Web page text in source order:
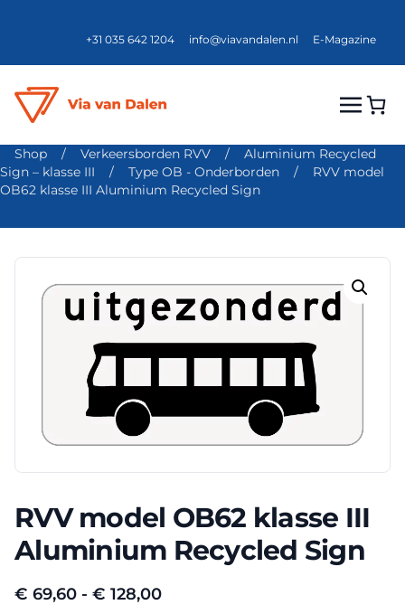
+31 035 642 1204 info@viavandalen.nl E-Magazine
Shop / Verkeersborden RVV /
Aluminium Recycled
Sign – klasse III
/ Type OB - Onderborden /
RVV model
OB62 klasse III Aluminium Recycled Sign
RVV model OB62 klasse III
Aluminium Recycled Sign
€ 69,60 - € 128,00Prijsklasse: